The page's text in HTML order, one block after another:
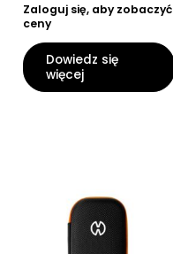
Zaloguj się, aby zobaczyć
ceny
Dowiedz się
więcej